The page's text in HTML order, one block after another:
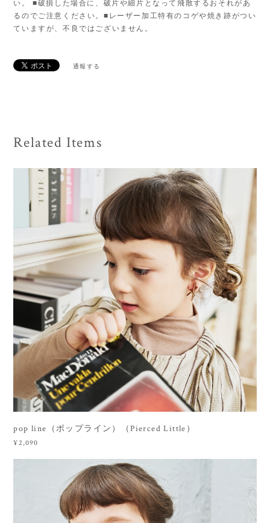
い。 ■破損した場合に、破片や細片となって飛散するおそれがあ
るのでご注意ください。■レーザー加工特有のコゲや焼き跡がつい
ていますが、不良ではございません。
通報する
Related Items
pop line（ポップライン）（Pierced Little）
¥2,090